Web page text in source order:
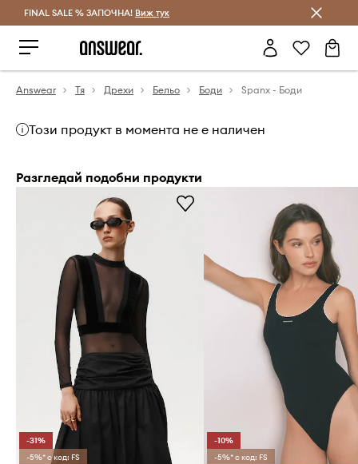
Спестявай с Answear Club
FINAL SALE % ЗАПОЧНА! Виж тук
Answear Тя Дрехи Бельо Боди Spanx - Боди
Този продукт в момента не е наличен
Разгледай подобни продукти
-31%
-5%* с код: FS
-10%
-5%* с код: FS